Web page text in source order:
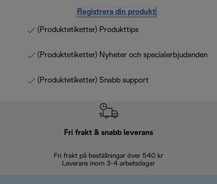
Registrera din produkt
(Produktetiketter) Produkttips
(Produktetiketter) Nyheter och specialerbjudanden
(Produktetiketter) Snabb support
Fri frakt & snabb leverans
Fri frakt på beställningar över 540 kr
Leverans inom 3-4 arbetsdagar